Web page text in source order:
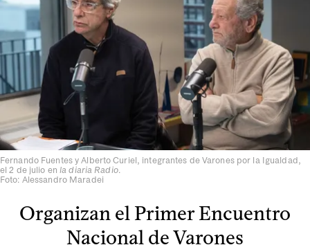
Fernando Fuentes y Alberto Curiel, integrantes de Varones por la Igualdad,
el 2 de julio en la diaria Radio.
Foto: Alessandro Maradei
Organizan el Primer Encuentro
Nacional de Varones